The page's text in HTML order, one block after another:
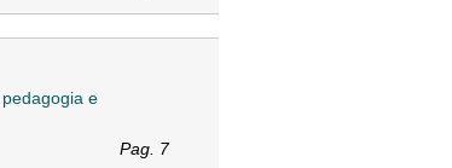
e
Pag. 7